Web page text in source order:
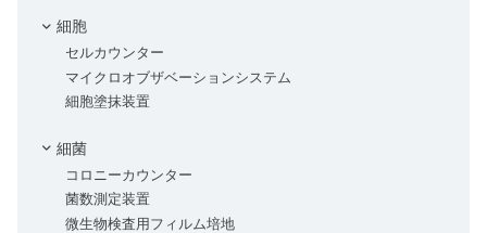
細胞
セルカウンター
マイクロオブザベーションシステム
細胞塗抹装置
細菌
コロニーカウンター
菌数測定装置
微生物検査用フィルム培地